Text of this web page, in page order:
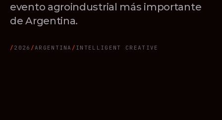
evento agroindustrial más importante
de Argentina.
2026 ARGENTINA INTELLIGENT CREATIVE